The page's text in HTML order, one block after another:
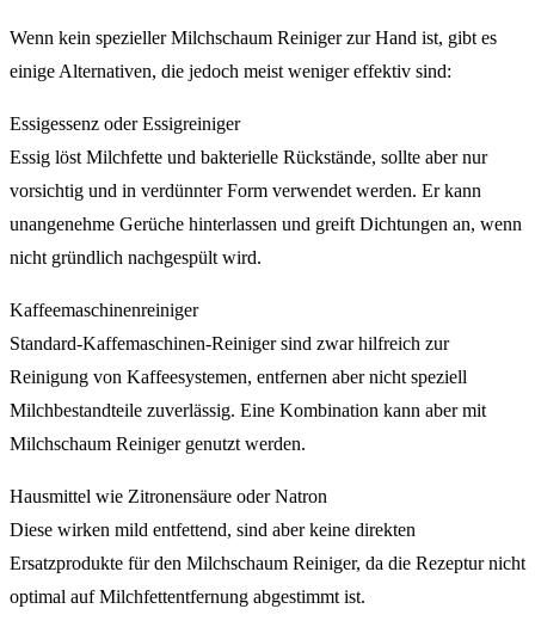
Wenn kein spezieller Milchschaum Reiniger zur Hand ist, gibt es
einige Alternativen, die jedoch meist weniger effektiv sind:
Essigessenz oder Essigreiniger
Essig löst Milchfette und bakterielle Rückstände, sollte aber nur
vorsichtig und in verdünnter Form verwendet werden. Er kann
unangenehme Gerüche hinterlassen und greift Dichtungen an, wenn
nicht gründlich nachgespült wird.
Kaffeemaschinenreiniger
Standard-Kaf­fe­ma­schi­nen-Rei­ni­ger sind zwar hilfreich zur
Reinigung von Kaffeesystemen, entfernen aber nicht speziell
Milchbestandteile zuverlässig. Eine Kombination kann aber mit
Milchschaum Reiniger genutzt werden.
Hausmittel wie Zitronensäure oder Natron
Diese wirken mild entfettend, sind aber keine direkten
Ersatzprodukte für den Milchschaum Reiniger, da die Rezeptur nicht
optimal auf Milchfettentfernung abgestimmt ist.